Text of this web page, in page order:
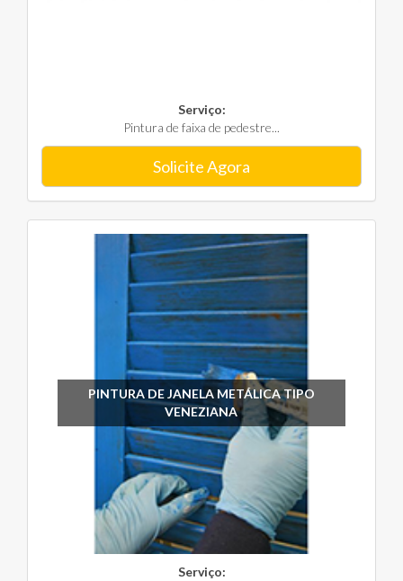
Serviço:
Pintura de faixa de pedestre...
Solicite Agora
PINTURA DE JANELA METÁLICA TIPO
VENEZIANA
Serviço: